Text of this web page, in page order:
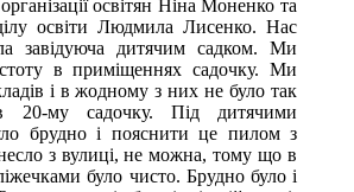
освітян Ніна Моненко та
освіти Людмила Лисенко. Нас
завідуюча дитячим садком. Ми
в приміщеннях садочку. Ми
і в жодному з них не було так
20-му садочку. Під дитячими
брудно і пояснити це пилом з
з вулиці, не можна, тому що в
було чисто. Брудно було і